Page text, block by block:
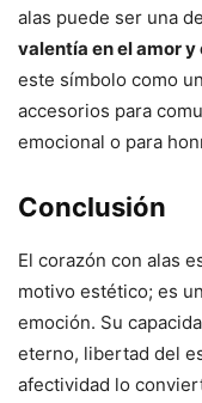
alas puede ser una
valentía en el amor y
este símbolo como
accesorios para
emocional o para
Conclusión
El corazón con alas
motivo estético; es
emoción. Su
eterno, libertad del
afectividad lo